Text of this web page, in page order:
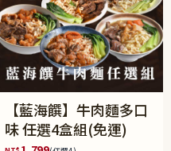
【藍海饌】牛肉麵多口
味 任選4盒組(免運)